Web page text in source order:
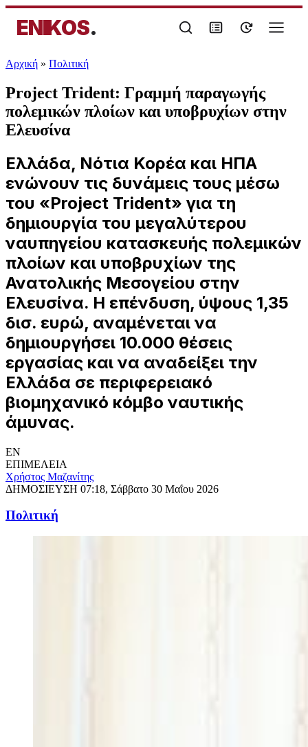
ENIKOS.
Αρχική » Πολιτική
Project Trident: Γραμμή παραγωγής
πολεμικών πλοίων και υποβρυχίων στην
Ελευσίνα
Ελλάδα, Νότια Κορέα και ΗΠΑ
ενώνουν τις δυνάμεις τους μέσω
του «Project Trident» για τη
δημιουργία του μεγαλύτερου
ναυπηγείου κατασκευής πολεμικών
πλοίων και υποβρυχίων της
Ανατολικής Μεσογείου στην
Ελευσίνα. Η επένδυση, ύψους 1,35
δισ. ευρώ, αναμένεται να
δημιουργήσει 10.000 θέσεις
εργασίας και να αναδείξει την
Ελλάδα σε περιφερειακό
βιομηχανικό κόμβο ναυτικής
άμυνας.
EN
ΕΠΙΜΕΛΕΙΑ
Χρήστος Μαζανίτης
ΔΗΜΟΣΙΕΥΣΗ 07:18, Σάββατο 30 Μαΐου 2026
Πολιτική